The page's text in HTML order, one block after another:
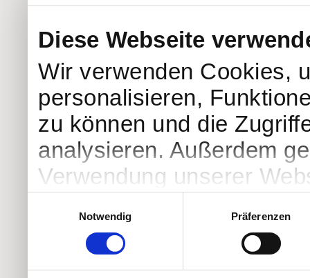
Diese Webseite
Wir verwenden Cookies,
personalisieren,
zu können und die
analysieren. Außerdem
Verwendung unserer
Partner führen diese
weiteren Daten
Notwendig
Präferenzen